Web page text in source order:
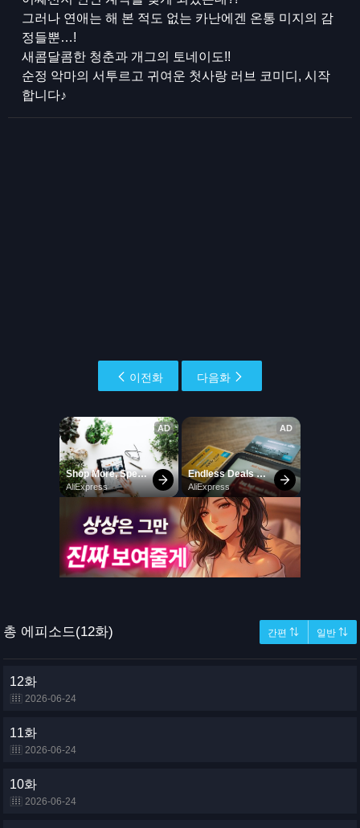
그러나 연애는 해 본 적도 없는 카난에겐 온통 미지의 감
정들뿐…!
새콤달콤한 청춘과 개그의 토네이도!!
순정 악마의 서투르고 귀여운 첫사랑 러브 코미디, 시작
합니다♪
이전화 다음화
총 에피소드(12화) 간편 ⇅ 일반 ⇅
12화
2026-06-24
11화
2026-06-24
10화
2026-06-24